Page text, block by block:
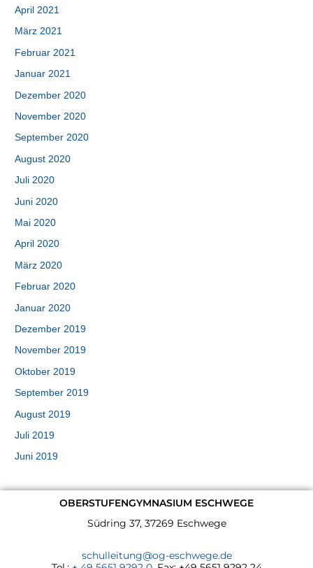
April 2021
März 2021
Februar 2021
Januar 2021
Dezember 2020
November 2020
September 2020
August 2020
Juli 2020
Juni 2020
Mai 2020
April 2020
März 2020
Februar 2020
Januar 2020
Dezember 2019
November 2019
Oktober 2019
September 2019
August 2019
Juli 2019
Juni 2019
OBERSTUFENGYMNASIUM ESCHWEGE
Südring 37, 37269 Eschwege
schulleitung@og-eschwege.de